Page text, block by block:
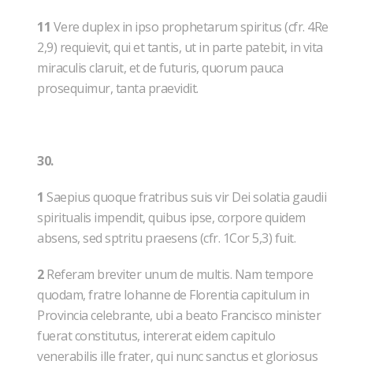
11 Vere duplex in ipso prophetarum spiritus (cfr. 4Re
2,9) requievit, qui et tantis, ut in parte patebit, in vita
miraculis claruit, et de futuris, quorum pauca
prosequimur, tanta praevidit.
30.
1 Saepius quoque fratribus suis vir Dei solatia gaudii
spiritualis impendit, quibus ipse, corpore quidem
absens, sed sptritu praesens (cfr. 1Cor 5,3) fuit.
2Referam breviter unum de multis. Nam tempore
quodam, fratre Iohanne de Florentia capitulum in
Provincia celebrante, ubi a beato Francisco minister
fuerat constitutus, intererat eidem capitulo
venerabilis ille frater, qui nunc sanctus et gloriosus